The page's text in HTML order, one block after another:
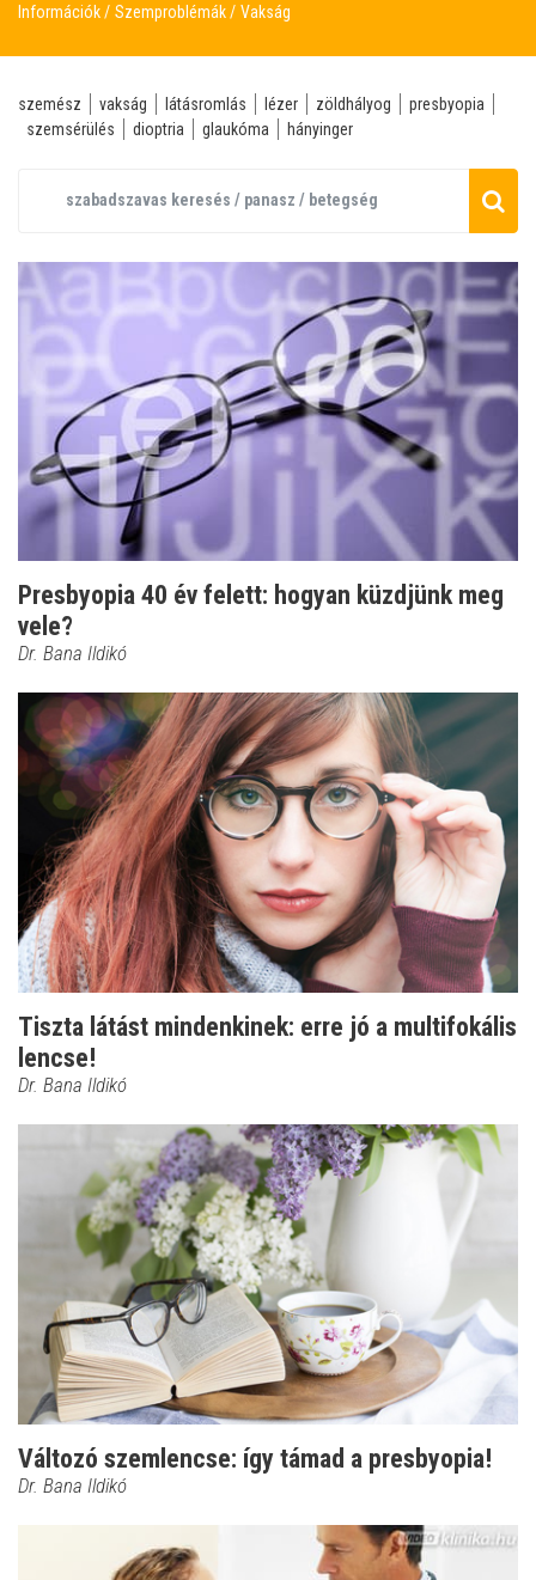
Információk Szemproblémák Vakság
szemész vakság látásromlás lézer zöldhályog
presbyopia
szemsérülés
dioptria glaukóma hányinger
Presbyopia 40 év felett: hogyan küzdjünk meg
vele?
Dr. Bana Ildikó
Tiszta látást mindenkinek: erre jó a multifokális
lencse!
Dr. Bana Ildikó
Változó szemlencse: így támad a presbyopia!
Dr. Bana Ildikó